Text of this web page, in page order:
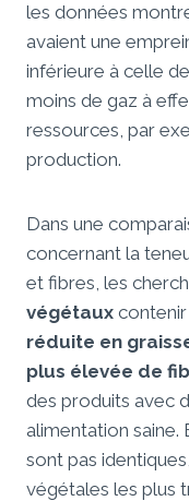
les données
avaient une
inférieure à celle
moins de gaz à
ressources, par
production.
Dans une
concernant la
et fibres, les
végétaux contenir
réduite en
plus élevée de
des produits avec
alimentation saine.
sont pas
végétales les plus